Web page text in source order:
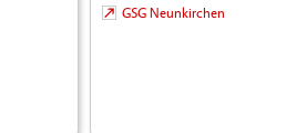
GSG Neunkirchen